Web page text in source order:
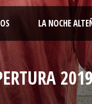
LA NOCHE